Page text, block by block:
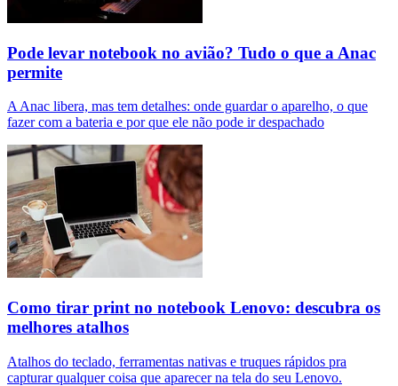
Pode levar notebook no avião? Tudo o que a Anac
permite
A Anac libera, mas tem detalhes: onde guardar o aparelho, o que
fazer com a bateria e por que ele não pode ir despachado
Como tirar print no notebook Lenovo: descubra os
melhores atalhos
Atalhos do teclado, ferramentas nativas e truques rápidos pra
capturar qualquer coisa que aparecer na tela do seu Lenovo.